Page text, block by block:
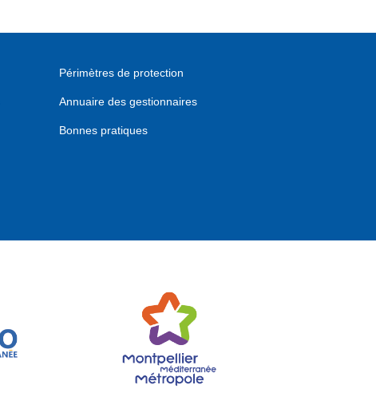
Périmètres de protection
Annuaire des gestionnaires
Bonnes pratiques